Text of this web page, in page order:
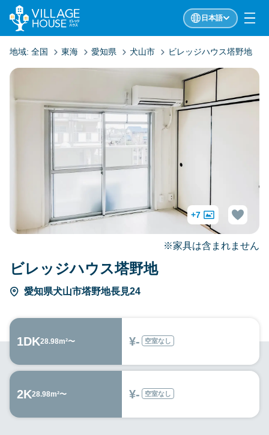
日本語
地域: 全国 東海 愛知県 犬山市 ビレッジハウス塔野地
ビレッジハウス塔野地
愛知県犬山市塔野地長見24
+7
※家具は含まれません
1DK28.98m²〜 ¥- 空室なし
2K28.98m²〜 ¥- 空室なし